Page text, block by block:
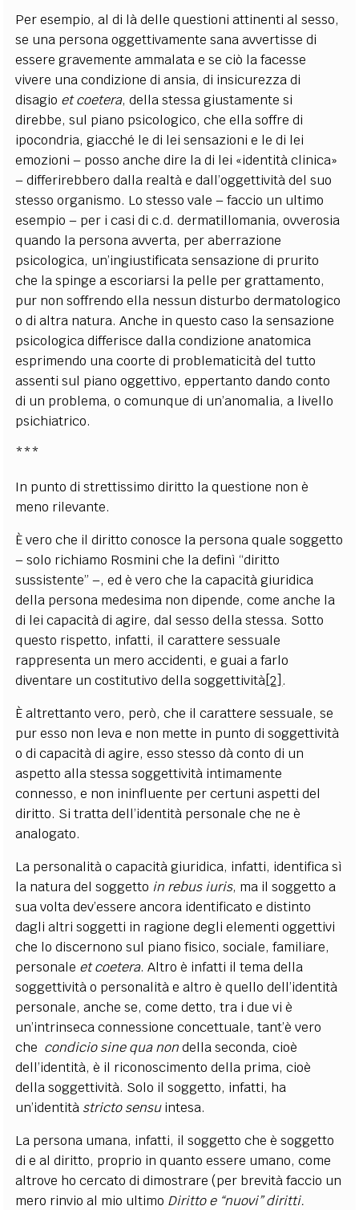
Per esempio, al di là delle questioni attinenti al sesso,
se una persona oggettivamente sana avvertisse di
essere gravemente ammalata e se ciò la facesse
vivere una condizione di ansia, di insicurezza di
disagio et coetera, della stessa giustamente si
direbbe, sul piano psicologico, che ella soffre di
ipocondria, giacché le di lei sensazioni e le di lei
emozioni – posso anche dire la di lei «identità clinica»
– differirebbero dalla realtà e dall’oggettività del suo
stesso organismo. Lo stesso vale – faccio un ultimo
esempio – per i casi di c.d. dermatillomania, ovverosia
quando la persona avverta, per aberrazione
psicologica, un’ingiustificata sensazione di prurito
che la spinge a escoriarsi la pelle per grattamento,
pur non soffrendo ella nessun disturbo dermatologico
o di altra natura. Anche in questo caso la sensazione
psicologica differisce dalla condizione anatomica
esprimendo una coorte di problematicità del tutto
assenti sul piano oggettivo, eppertanto dando conto
di un problema, o comunque di un’anomalia, a livello
psichiatrico.
***
In punto di strettissimo diritto la questione non è
meno rilevante.
È vero che il diritto conosce la persona quale soggetto
– solo richiamo Rosmini che la definì “diritto
sussistente” –, ed è vero che la capacità giuridica
della persona medesima non dipende, come anche la
di lei capacità di agire, dal sesso della stessa. Sotto
questo rispetto, infatti, il carattere sessuale
rappresenta un mero accidenti, e guai a farlo
diventare un costitutivo della soggettività[2] .
È altrettanto vero, però, che il carattere sessuale, se
pur esso non leva e non mette in punto di soggettività
o di capacità di agire, esso stesso dà conto di un
aspetto alla stessa soggettività intimamente
connesso, e non ininfluente per certuni aspetti del
diritto. Si tratta dell’identità personale che ne è
analogato.
La personalità o capacità giuridica, infatti, identifica sì
la natura del soggetto in rebus iuris, ma il soggetto a
sua volta dev’essere ancora identificato e distinto
dagli altri soggetti in ragione degli elementi oggettivi
che lo discernono sul piano fisico, sociale, familiare,
personale et coetera. Altro è infatti il tema della
soggettività o personalità e altro è quello dell’identità
personale, anche se, come detto, tra i due vi è
un’intrinseca connessione concettuale, tant’è vero
che condicio sine qua nondella seconda, cioè
dell’identità, è il riconoscimento della prima, cioè
della soggettività. Solo il soggetto, infatti, ha
un’identità stricto sensuintesa.
La persona umana, infatti, il soggetto che è soggetto
di e al diritto, proprio in quanto essere umano, come
altrove ho cercato di dimostrare (per brevità faccio un
mero rinvio al mio ultimo Diritto e “nuovi” diritti.